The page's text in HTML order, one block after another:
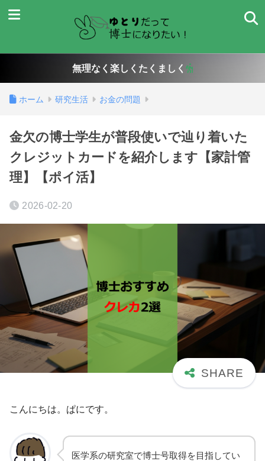
無理なく楽しくたくましく
ホーム 研究生活 お金の問題
金欠の博士学生が普段使いで辿り着いた
クレジットカードを紹介します【家計管
理】【ポイ活】
2026-02-20
こんにちは。ぱにです。
医学系の研究室で博士号取得を目指してい